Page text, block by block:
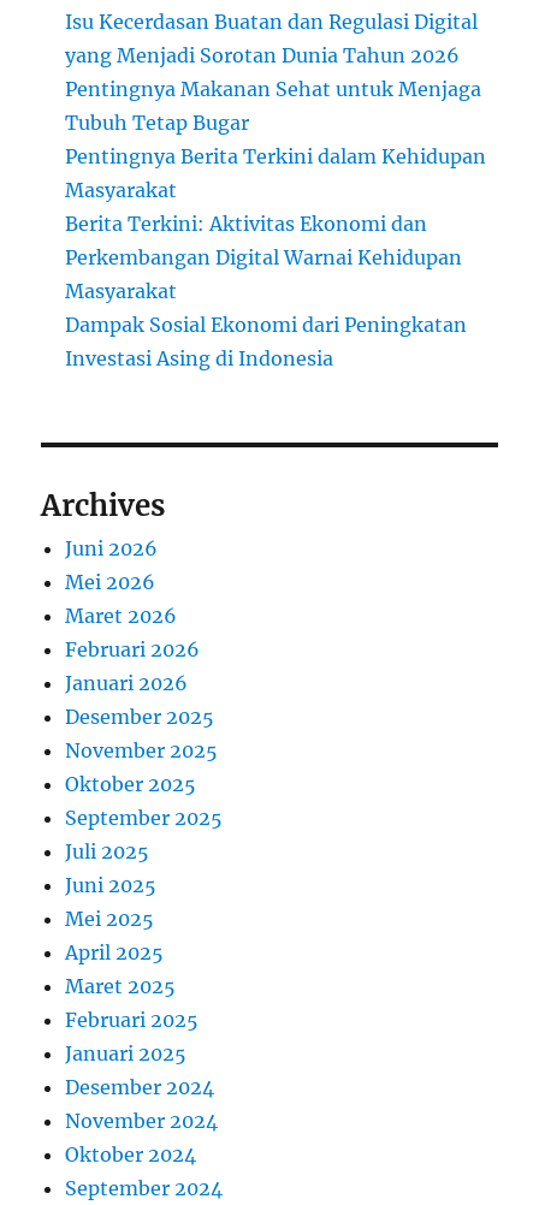
Isu Kecerdasan Buatan dan Regulasi Digital
yang Menjadi Sorotan Dunia Tahun 2026
Pentingnya Makanan Sehat untuk Menjaga
Tubuh Tetap Bugar
Pentingnya Berita Terkini dalam Kehidupan
Masyarakat
Berita Terkini: Aktivitas Ekonomi dan
Perkembangan Digital Warnai Kehidupan
Masyarakat
Dampak Sosial Ekonomi dari Peningkatan
Investasi Asing di Indonesia
Archives
Juni 2026
Mei 2026
Maret 2026
Februari 2026
Januari 2026
Desember 2025
November 2025
Oktober 2025
September 2025
Juli 2025
Juni 2025
Mei 2025
April 2025
Maret 2025
Februari 2025
Januari 2025
Desember 2024
November 2024
Oktober 2024
September 2024